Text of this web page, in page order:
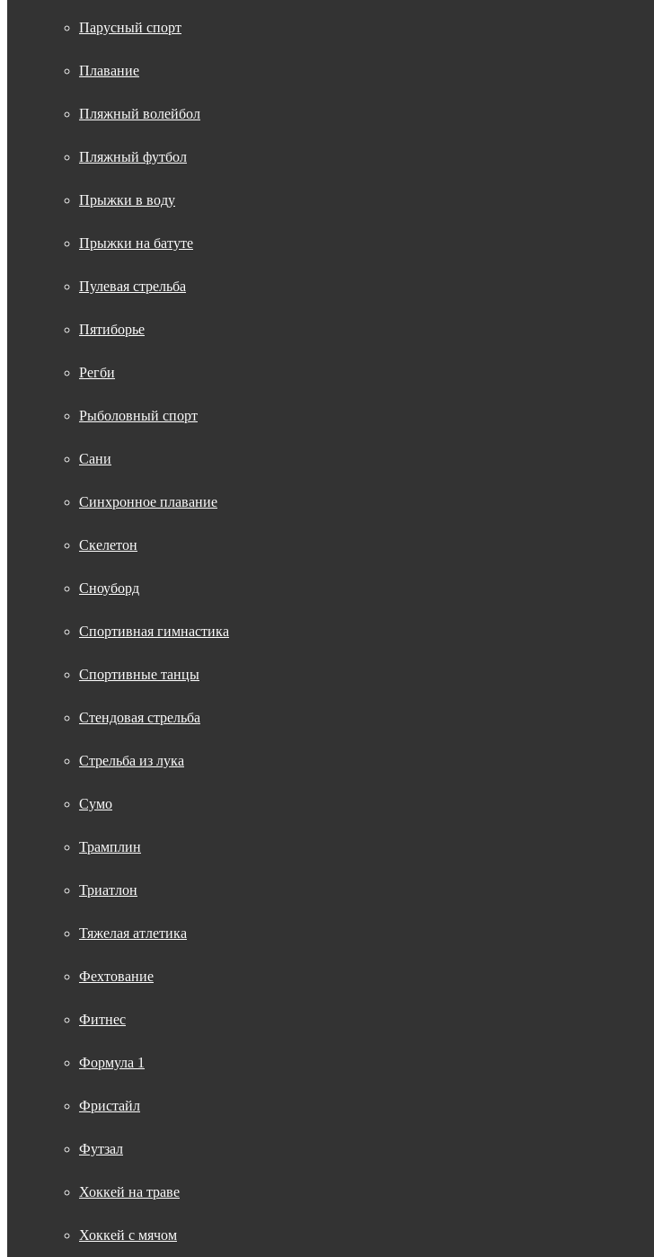
Парусный спорт
Плавание
Пляжный волейбол
Пляжный футбол
Прыжки в воду
Прыжки на батуте
Пулевая стрельба
Пятиборье
Регби
Рыболовный спорт
Сани
Синхронное плавание
Скелетон
Сноуборд
Спортивная гимнастика
Спортивные танцы
Стендовая стрельба
Стрельба из лука
Сумо
Трамплин
Триатлон
Тяжелая атлетика
Фехтование
Фитнес
Формула 1
Фристайл
Футзал
Хоккей на траве
Хоккей с мячом